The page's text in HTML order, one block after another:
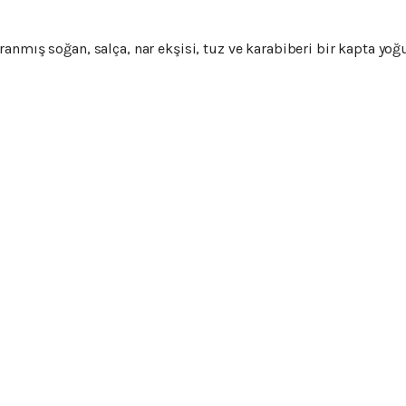
soğan, salça, nar ekşisi, tuz ve karabiberi bir kapta